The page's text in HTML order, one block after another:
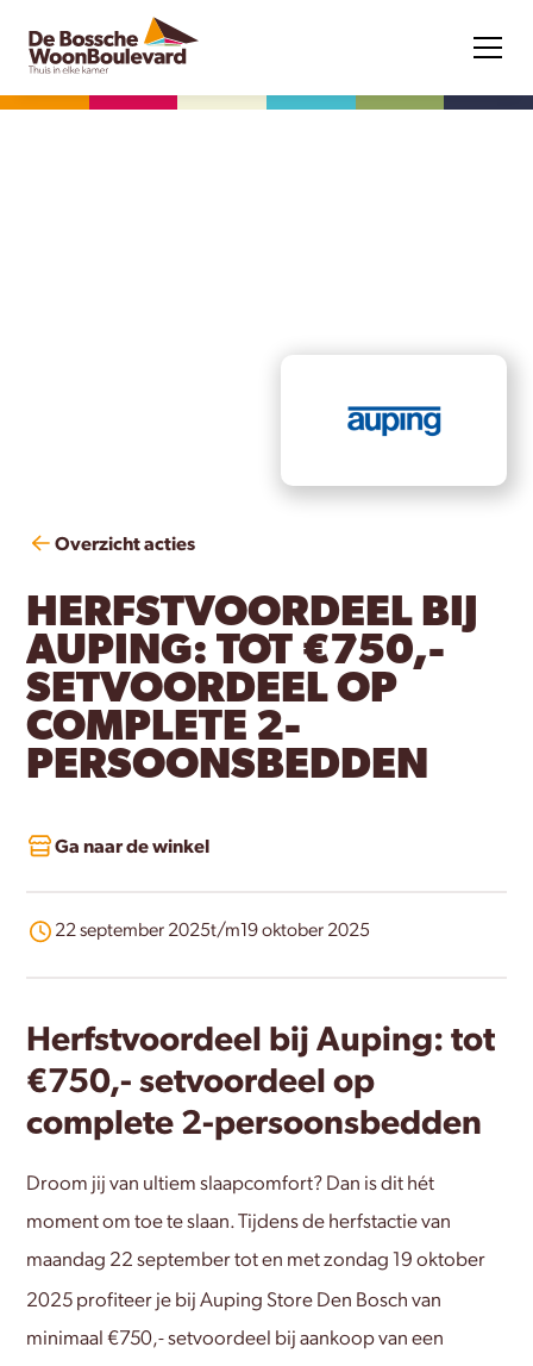
Overzicht acties
HERFSTVOORDEEL BIJ
AUPING: TOT €750,-
SETVOORDEEL OP
COMPLETE 2-
PERSOONSBEDDEN
Ga naar de winkel
22 september 2025t/m 19 oktober 2025
Herfstvoordeel bij Auping: tot
€750,- setvoordeel op
complete 2-persoonsbedden
Droom jij van ultiem slaapcomfort? Dan is dit hét
moment om toe te slaan. Tijdens de herfstactie van
maandag 22 september tot en met zondag 19 oktober
2025 profiteer je bij Auping Store Den Bosch van
minimaal €750,- setvoordeel bij aankoop van een